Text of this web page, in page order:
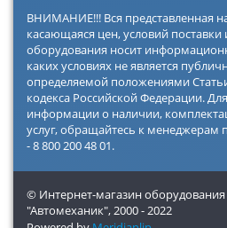
ВНИМАНИЕ!!! Вся представленная
касающаяся цен, условий
оборудования носит
каких условиях не является
определяемой положениями
кодекса Российской Федерации.
информации о наличии,
услуг, обращайтесь к менеджерам
- 8 800 200 48 01.
© Интернет-магазин оборудования
"Автомеханик",2000 - 2022